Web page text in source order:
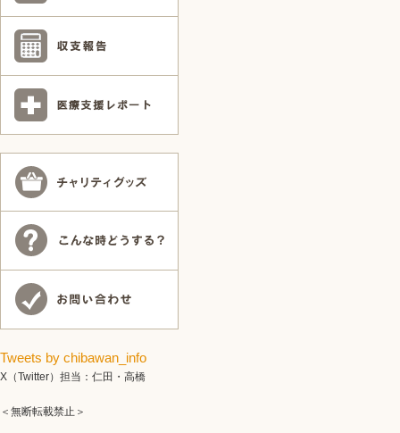
Tweets by chibawan_info
X（Twitter）担当：仁田・高橋
＜無断転載禁止＞